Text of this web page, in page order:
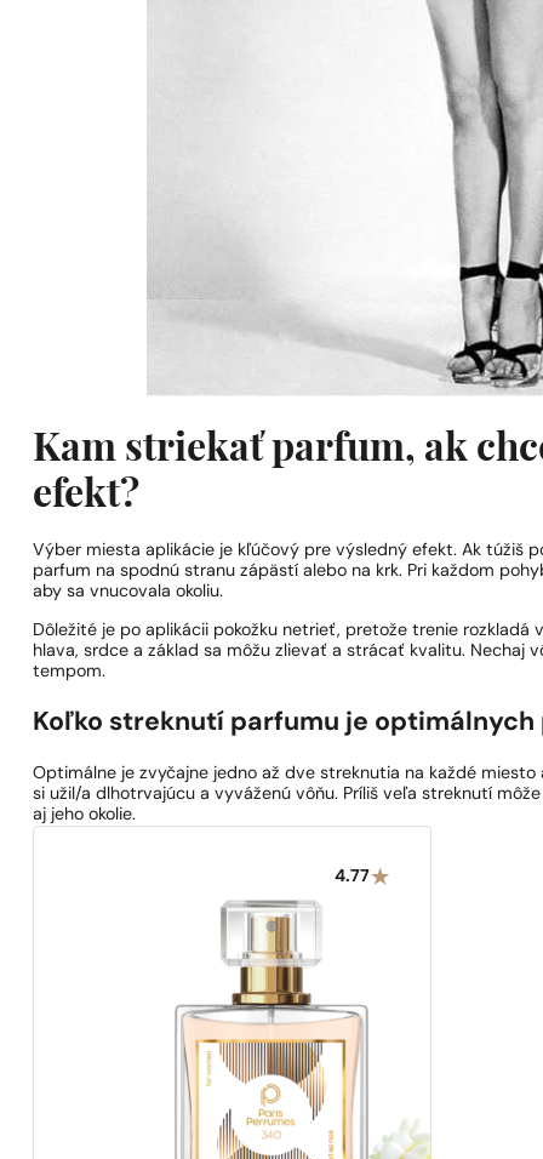
Kam striekať parfum, ak
efekt?
Výber miesta aplikácie je kľúčový pre výsledný efekt. Ak túžiš
parfum na spodnú stranu zápästí alebo na krk. Pri každom
aby sa vnucovala okoliu.
Dôležité je po aplikácii pokožku netrieť, pretože trenie
hlava, srdce a základ sa môžu zlievať a strácať kvalitu. Nechaj
tempom.
Koľko streknutí parfumu je
Optimálne je zvyčajne jedno až dve streknutia na každé
si užil/a dlhotrvajúcu a vyváženú vôňu. Príliš veľa streknutí
aj jeho okolie.
4.77